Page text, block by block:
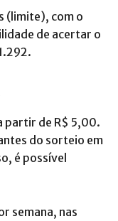
(limite), com o
de acertar o
partir de R$ 5,00.
do sorteio em
é possível
semana, nas